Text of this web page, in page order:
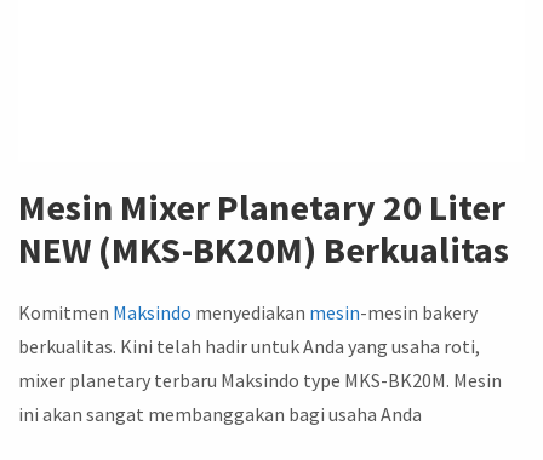
Mesin Mixer Planetary 20 Liter
NEW (MKS-BK20M) Berkualitas
Komitmen Maksindo menyediakan mesin-mesin bakery
berkualitas. Kini telah hadir untuk Anda yang usaha roti,
mixer planetary terbaru Maksindo type MKS-BK20M. Mesin
ini akan sangat membanggakan bagi usaha Anda